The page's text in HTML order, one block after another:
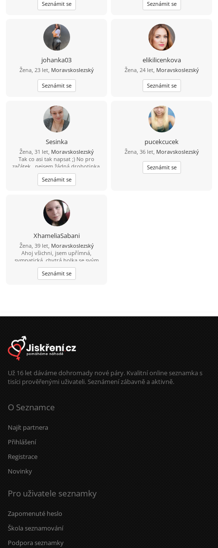
Seznámit se
Seznámit se
johanka03
Žena, 23 let, Moravskoslezský
Seznámit se
elikilicenkova
Žena, 24 let, Moravskoslezský
Seznámit se
Sesinka
Žena, 31 let, Moravskoslezský
Tak co asi tak napsat ;) No pro
začátek...nejsem žádná drobotinka,
ale myslím, že mám srdce na pravém
místě ;) Jsem často crazy a ukecaná ;)
myslím že se mnou se nikdo nenudí
oporou i v těžkých chvílích a tak
samo já jeho...ale samozřejmně pro
začátek přátelství bude stačit a co
bude v budoucnu...to by se vidělo ;)
Dum spiro spero! :*
Seznámit se
pucekcucek
Žena, 36 let, Moravskoslezský
Seznámit se
XhameliaSabani
Žena, 39 let, Moravskoslezský
Ahoj všichni, jsem upřímná,
sympatická, chytrá holka se svým
názorem, která hledá muže
středního věku od 30,
inteligentního, zodpovědného,
Jinak toto je stará fotka, už vypadám
Seznámit se
Už 16 let dáváme dohromady nové páry. Kvalitní online seznamka s
tisíci prověřenými uživateli. Seznámení zábavně a aktivně.
O Seznamce
Najít partnera
Přihlášení
Registrace
Novinky
Pro uživatele seznamky
Zapomenuté heslo
Škola seznamování
Podpora seznamky